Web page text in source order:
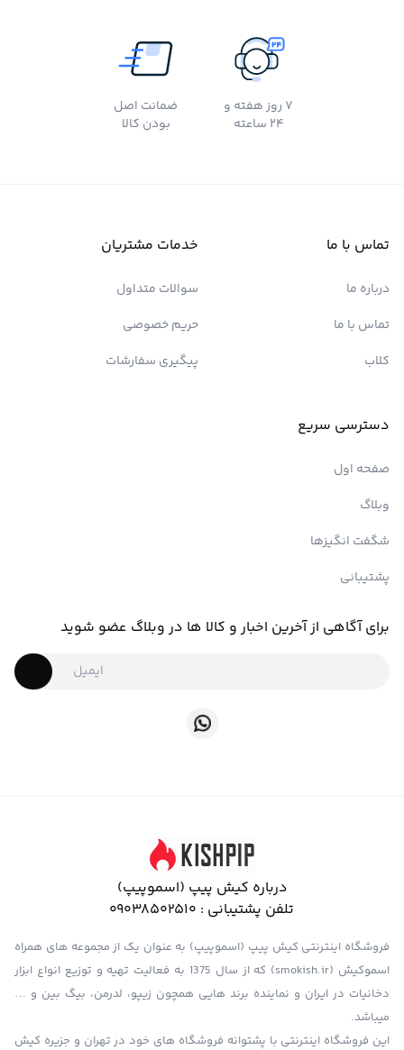
7 روز هفته و
24 ساعته
ضمانت اصل
بودن کالا
تماس با ما
درباره ما
تماس با ما
کلاب
خدمات مشتریان
سوالات متداول
حریم خصوصی
پیگیری سفارشات
دسترسی سریع
صفحه اول
وبلاگ
شگفت انگیزها
پشتیبانی
برای آگاهی از آخرین اخبار و کالا ها در وبلاگ عضو شوید
درباره کیش پیپ (اسموپیپ)
تلفن پشتیبانی : 09038502510
فروشگاه اینترنتی کیش پیپ (اسموپیپ) به عنوان یک از مجموعه های همراه
اسموکیش (smokish.ir) که از سال 1375 به فعالیت تهیه و توزیع انواع ابزار
دخانیات در ایران و نماینده برند هایی همچون زیپو، لدرمن، بیگ بین و …
میباشد.
این فروشگاه اینترنتی با پشتوانه فروشگاه های خود در تهران و جزیره کیش